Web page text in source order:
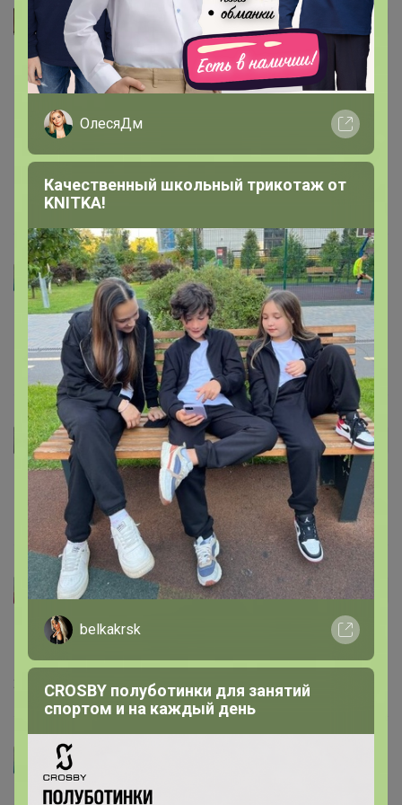
nik Автор уже получил заказ!
Спасибо вам за закупку!!!
‌Раз и торт готов!!!
1 февраля, 2025 17:21
Артемида
Таша Lerf , спасибо за чудесный отзыв!
1 февраля, 2025 12:29
Таша Lerf Автор уже получил заказ!
Самые лучшие для любимого тирамису 👍
1 февраля, 2025 11:43
Евгений Евгений 1983 Автор уже получил заказ!
Палочки очень вкусные, пришли в коробке, хорошо
упакованные, все целые! Спасибо организатору
23 декабря, 2024 12:36
Артемида
ОлесяДм
Качественный школьный трикотаж от
KNITKA!
belkakrsk
CROSBY полуботинки для занятий
спортом и на каждый день